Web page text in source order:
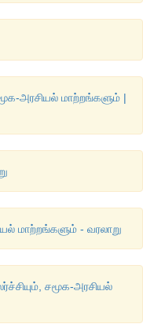
அரசியல் மாற்றங்களும் |
மாற்றங்களும் - வரலாறு
சமூக-அரசியல்